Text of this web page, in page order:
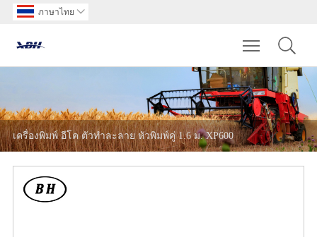
ภาษาไทย 
Toggle
เครื่องพิมพ์ อีโค ตัวทำละลาย หัวพิมพ์คู่ 1.6 ม. XP600